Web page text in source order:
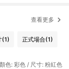
查看更多
(1) 正式場合(1)
顏色: 彩色 / 尺寸: 粉紅色